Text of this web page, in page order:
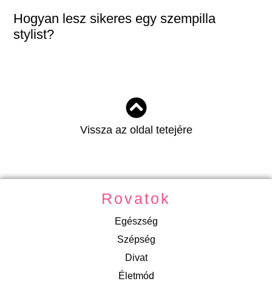
Hogyan lesz sikeres egy szempilla
stylist?
Vissza az oldal tetejére
Rovatok
Egészség
Szépség
Divat
Életmód